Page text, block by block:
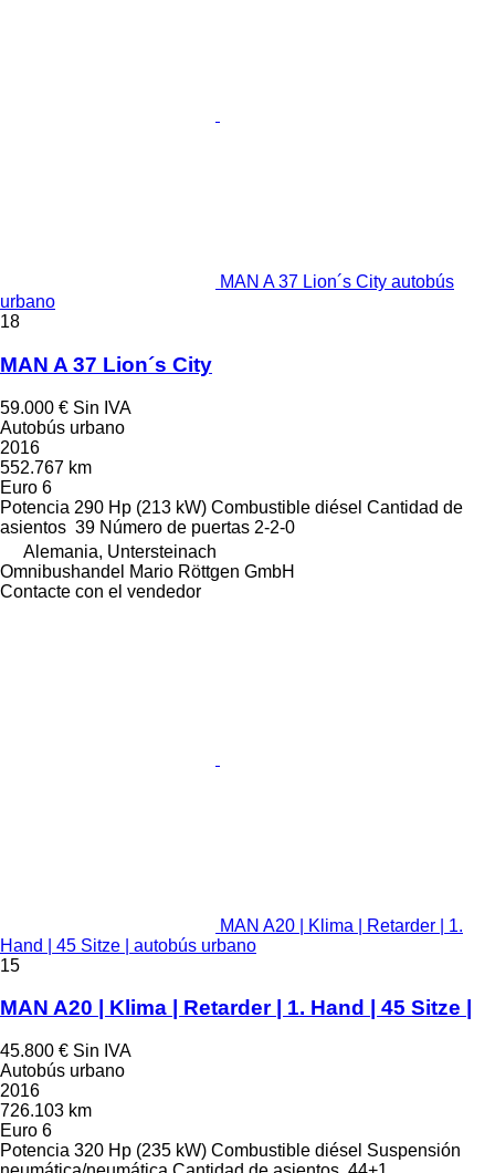
MAN A 37 Lion´s City autobús
urbano
18
MAN A 37 Lion´s City
59.000 € Sin IVA
Autobús urbano
2016
552.767 km
Euro 6
Potencia 290 Hp (213 kW) Combustible diésel Cantidad de
asientos 39 Número de puertas 2-2-0
Alemania, Untersteinach
Omnibushandel Mario Röttgen GmbH
Contacte con el vendedor
MAN A20 | Klima | Retarder | 1.
Hand | 45 Sitze | autobús urbano
15
MAN A20 | Klima | Retarder | 1. Hand | 45 Sitze |
45.800 € Sin IVA
Autobús urbano
2016
726.103 km
Euro 6
Potencia 320 Hp (235 kW) Combustible diésel Suspensión